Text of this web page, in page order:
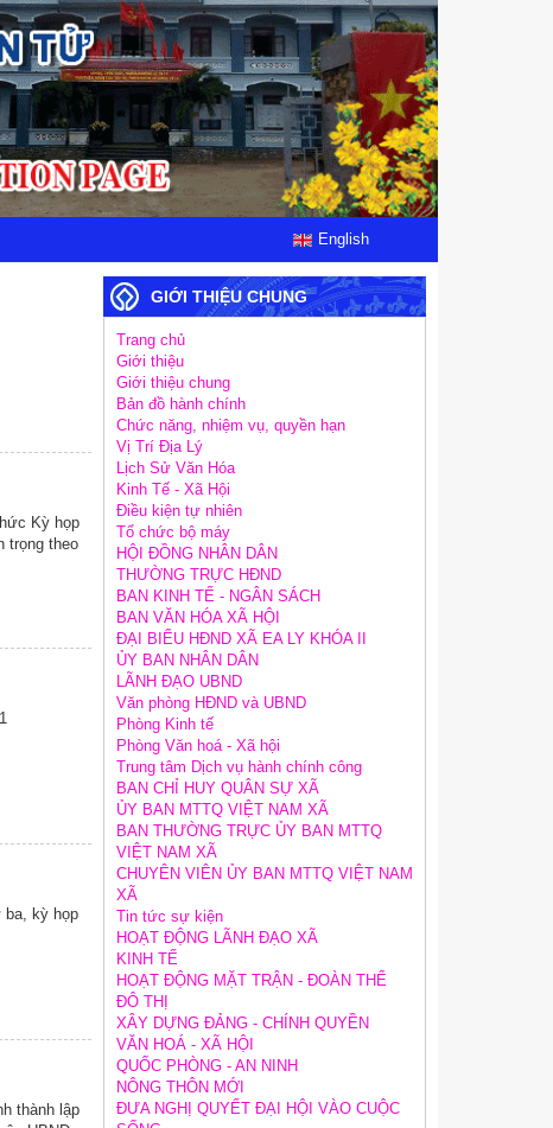
English
Kỳ họp
trọng theo
ba, kỳ họp
thành lập
GIỚI THIỆU CHUNG
Trang chủ
Giới thiệu
Giới thiệu chung
Bản đồ hành chính
Chức năng, nhiệm vụ, quyền hạn
Vị Trí Địa Lý
Lịch Sử Văn Hóa
Kinh Tế - Xã Hội
Điều kiện tự nhiên
Tổ chức bộ máy
HỘI ĐỒNG NHÂN DÂN
THƯỜNG TRỰC HĐND
BAN KINH TẾ - NGÂN SÁCH
BAN VĂN HÓA XÃ HỘI
ĐẠI BIỂU HĐND XÃ EA LY KHÓA II
ỦY BAN NHÂN DÂN
LÃNH ĐẠO UBND
Văn phòng HĐND và UBND
Phòng Kinh tế
Phòng Văn hoá - Xã hội
Trung tâm Dịch vụ hành chính công
BAN CHỈ HUY QUÂN SỰ XÃ
ỦY BAN MTTQ VIỆT NAM XÃ
BAN THƯỜNG TRỰC ỦY BAN MTTQ
VIỆT NAM XÃ
CHUYÊN VIÊN ỦY BAN MTTQ VIỆT NAM
XÃ
Tin tức sự kiện
HOẠT ĐỘNG LÃNH ĐẠO XÃ
KINH TẾ
HOẠT ĐỘNG MẶT TRẬN - ĐOÀN THỂ
ĐÔ THỊ
XÂY DỰNG ĐẢNG - CHÍNH QUYỀN
VĂN HOÁ - XÃ HỘI
QUỐC PHÒNG - AN NINH
NÔNG THÔN MỚI
ĐƯA NGHỊ QUYẾT ĐẠI HỘI VÀO CUỘC